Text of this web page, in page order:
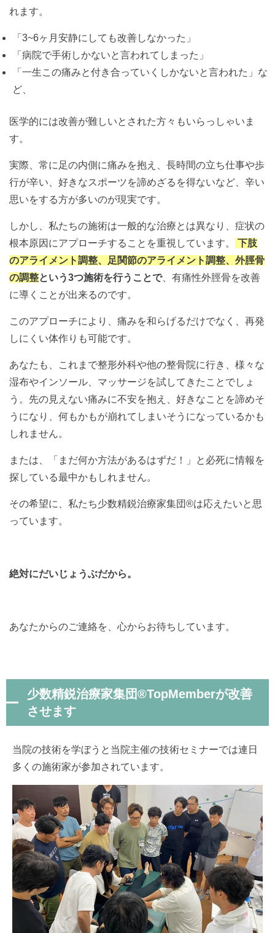
れます。
「3~6ヶ月安静にしても改善しなかった」
「病院で手術しかないと言われてしまった」
「一生この痛みと付き合っていくしかないと言われた」な
ど、
医学的には改善が難しいとされた方々もいらっしゃいま
す。
実際、常に足の内側に痛みを抱え、長時間の立ち仕事や歩
行が辛い、好きなスポーツを諦めざるを得ないなど、辛い
思いをする方が多いのが現実です。
しかし、私たちの施術は一般的な治療とは異なり、症状の
根本原因にアプローチすることを重視しています。
下肢
のアライメント調整、足関節のアライメント調整、外脛骨
の調整という3つ施術を行うことで、有痛性外脛骨を改善
に導くことが出来るのです。
このアプローチにより、痛みを和らげるだけでなく、再発
しにくい体作りも可能です。
あなたも、これまで整形外科や他の整骨院に行き、様々な
湿布やインソール、マッサージを試してきたことでしょ
う。先の見えない痛みに不安を抱え、好きなことを諦めそ
うになり、何もかもが崩れてしまいそうになっているかも
しれません。
または、「まだ何か方法があるはずだ！」と必死に情報を
探している最中かもしれません。
その希望に、私たち少数精鋭治療家集団®は応えたいと思
っています。
絶対にだいじょうぶだから。
あなたからのご連絡を、心からお待ちしています。
少数精鋭治療家集団®︎TopMemberが改善
させます
当院の技術を学ぼうと当院主催の技術セミナーでは連日
多くの施術家が参加されています。